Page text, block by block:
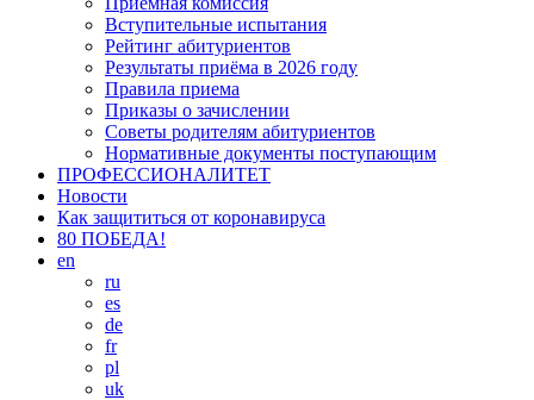
Вступительные испытания
Рейтинг абитуриентов
Результаты приёма в 2026 году
Правила приема
Приказы о зачислении
Советы родителям абитуриентов
Нормативные документы поступающим
ПРОФЕССИОНАЛИТЕТ
Новости
Как защититься от коронавируса
80 ПОБЕДА!
en
ru
es
de
fr
pl
uk